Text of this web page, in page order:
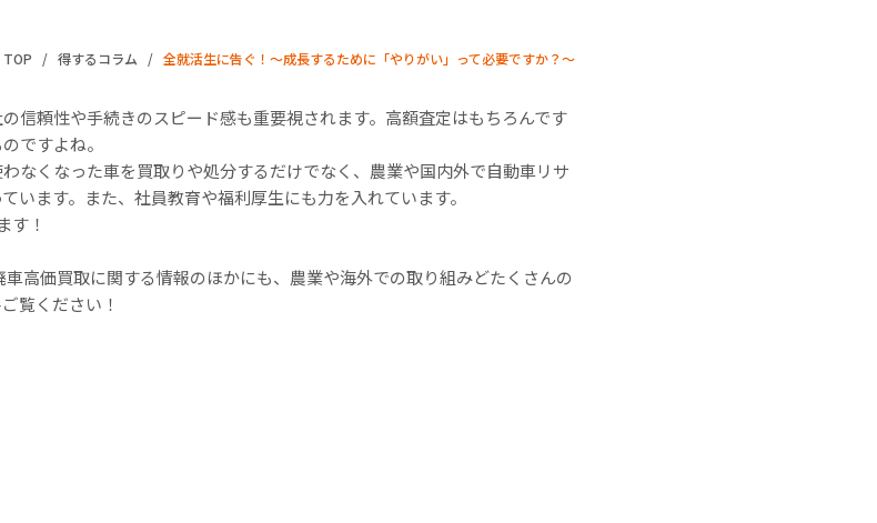
TOP 得するコラム 全就活生に告ぐ！～成長するために「やりがい」って必要ですか？～
信頼性や手続きのスピード感も重要視されます。高額査定はもちろんです
ですよね。
なくなった車を買取りや処分するだけでなく、農業や国内外で自動車リサ
います。また、社員教育や福利厚生にも力を入れています。
す！
高価買取に関する情報のほかにも、農業や海外での取り組みどたくさんの
覧ください！